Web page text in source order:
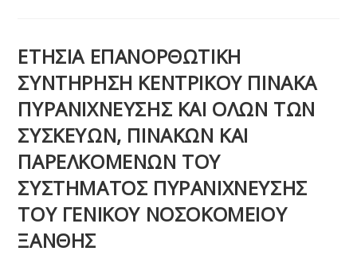
ΕΤΗΣΙΑ ΕΠΑΝΟΡΘΩΤΙΚΗ
ΣΥΝΤΗΡΗΣΗ ΚΕΝΤΡΙΚΟΥ ΠΙΝΑΚΑ
ΠΥΡΑΝΙΧΝΕΥΣΗΣ ΚΑΙ ΟΛΩΝ ΤΩΝ
ΣΥΣΚΕΥΩΝ, ΠΙΝΑΚΩΝ ΚΑΙ
ΠΑΡΕΛΚΟΜΕΝΩΝ ΤΟΥ
ΣΥΣΤΗΜΑΤΟΣ ΠΥΡΑΝΙΧΝΕΥΣΗΣ
ΤΟΥ ΓΕΝΙΚΟΥ ΝΟΣΟΚΟΜΕΙΟΥ
ΞΑΝΘΗΣ